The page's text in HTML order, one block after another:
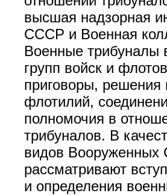
высшая надзорная
СССР и Военная
Военные трибуналы
групп войск и
приговоры, решения
флотилий,
полномочия в
трибуналов. В
видов Вооруженных
рассматривают
и определения